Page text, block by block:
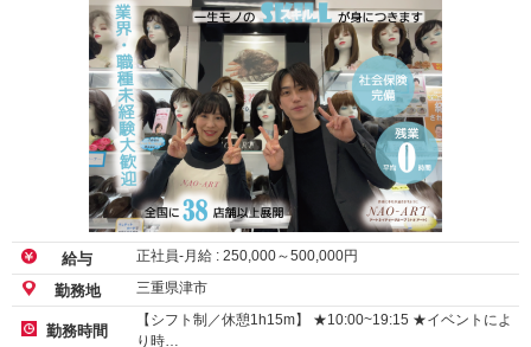
給与 正社員-月給 : 250,000～500,000円
勤務地 三重県津市
勤務時間
【シフト制／休憩1h15m】 ★10:00~19:15 ★イベントによ
り時…